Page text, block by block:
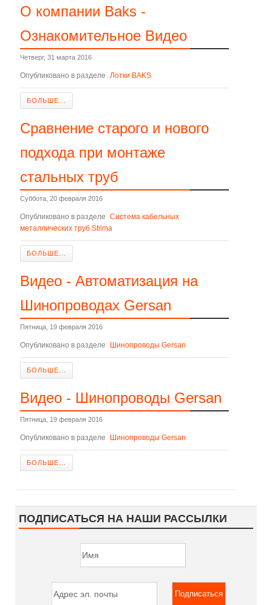
О компании Baks -
Ознакомительное Видео
Четверг, 31 марта 2016
Опубликовано в разделе Лотки BAKS
БОЛЬШЕ...
Сравнение старого и нового
подхода при монтаже
стальных труб
Суббота, 20 февраля 2016
Опубликовано в разделе Система кабельных
металлических труб Stilma
БОЛЬШЕ...
Видео - Автоматизация на
Шинопроводах Gersan
Пятница, 19 февраля 2016
Опубликовано в разделе Шинопроводы Gersan
БОЛЬШЕ...
Видео - Шинопроводы Gersan
Пятница, 19 февраля 2016
Опубликовано в разделе Шинопроводы Gersan
БОЛЬШЕ...
ПОДПИСАТЬСЯ НА НАШИ РАССЫЛКИ